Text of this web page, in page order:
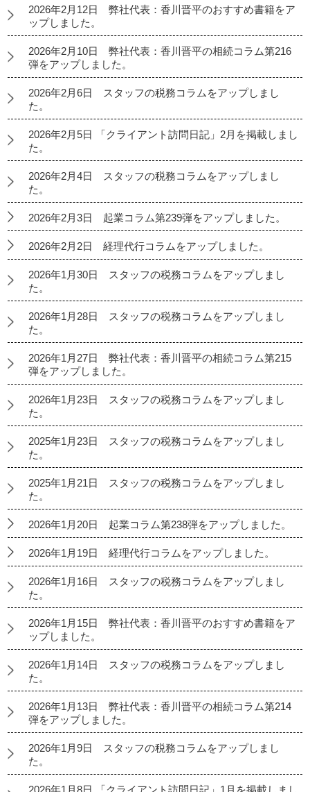
2026年2月12日 弊社代表：香川晋平のおすすめ書籍をア
ップしました。
2026年2月10日 弊社代表：香川晋平の相続コラム第216
弾をアップしました。
2026年2月6日 スタッフの税務コラムをアップしまし
た。
2026年2月5日 「クライアント訪問日記」2月を掲載しまし
た。
2026年2月4日 スタッフの税務コラムをアップしまし
た。
2026年2月3日 起業コラム第239弾をアップしました。
2026年2月2日 経理代行コラムをアップしました。
2026年1月30日 スタッフの税務コラムをアップしまし
た。
2026年1月28日 スタッフの税務コラムをアップしまし
た。
2026年1月27日 弊社代表：香川晋平の相続コラム第215
弾をアップしました。
2026年1月23日 スタッフの税務コラムをアップしまし
た。
2025年1月23日 スタッフの税務コラムをアップしまし
た。
2025年1月21日 スタッフの税務コラムをアップしまし
た。
2026年1月20日 起業コラム第238弾をアップしました。
2026年1月19日 経理代行コラムをアップしました。
2026年1月16日 スタッフの税務コラムをアップしまし
た。
2026年1月15日 弊社代表：香川晋平のおすすめ書籍をア
ップしました。
2026年1月14日 スタッフの税務コラムをアップしまし
た。
2026年1月13日 弊社代表：香川晋平の相続コラム第214
弾をアップしました。
2026年1月9日 スタッフの税務コラムをアップしまし
た。
2026年1月8日 「クライアント訪問日記」1月を掲載しまし